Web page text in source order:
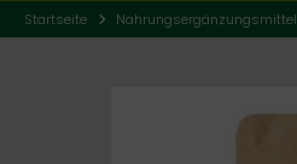
Startseite Nahrungsergänzungsmittel